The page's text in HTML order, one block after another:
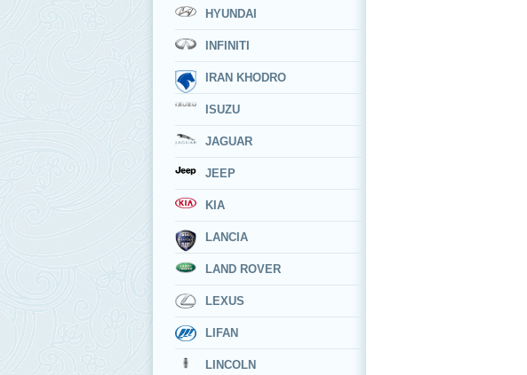
HYUNDAI
INFINITI
IRAN KHODRO
ISUZU
JAGUAR
JEEP
KIA
LANCIA
LAND ROVER
LEXUS
LIFAN
LINCOLN